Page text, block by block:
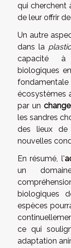
qui cherchent
de leur offrir
Un autre
dans la
capacité à
biologiques
écosystèmes
par un
les sandres
des lieux de
nouvelles
En résumé, l'
un
biologiques
espèces
ce qui
adaptation